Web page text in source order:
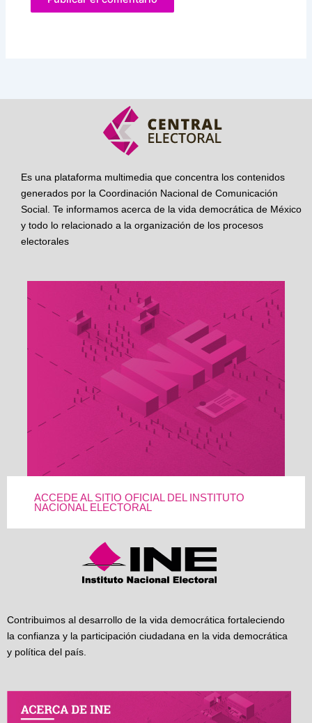
Es una plataforma multimedia que concentra los contenidos
generados por la Coordinación Nacional de Comunicación
Social. Te informamos acerca de la vida democrática de México
y todo lo relacionado a la organización de los procesos
electorales
ACCEDE AL SITIO OFICIAL DEL INSTITUTO
NACIONAL ELECTORAL
Contribuimos al desarrollo de la vida democrática fortaleciendo
la confianza y la participación ciudadana en la vida democrática
y política del país.